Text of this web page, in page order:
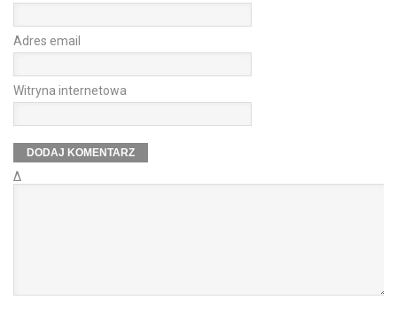
Adres email
Witryna internetowa
Δ